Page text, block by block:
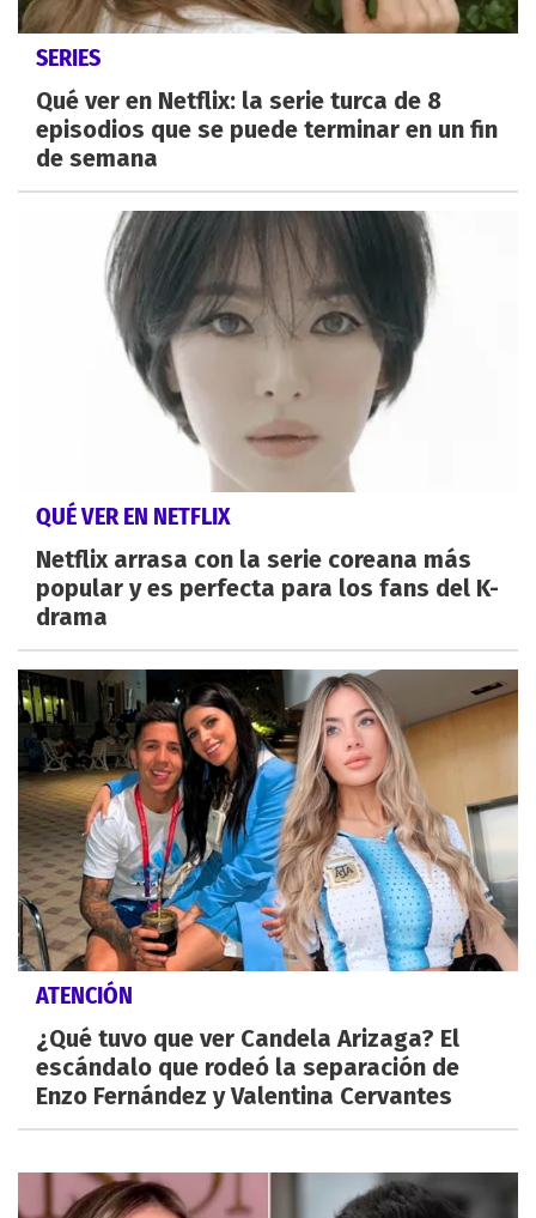
SERIES
Qué ver en Netflix: la serie turca de 8
episodios que se puede terminar en un fin
de semana
QUÉ VER EN NETFLIX
Netflix arrasa con la serie coreana más
popular y es perfecta para los fans del K-
drama
ATENCIÓN
¿Qué tuvo que ver Candela Arizaga? El
escándalo que rodeó la separación de
Enzo Fernández y Valentina Cervantes